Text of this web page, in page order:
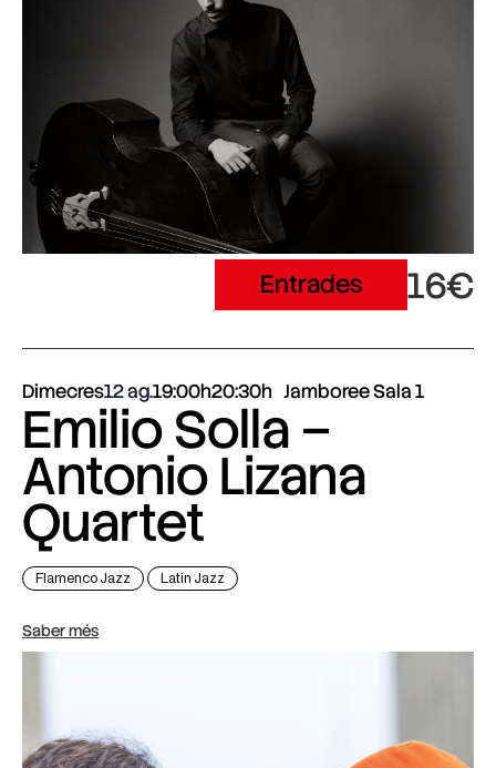
Entrades 16€
Dimecres12 ag.19:00h20:30h Jamboree Sala 1
Emilio Solla –
Antonio Lizana
Quartet
Flamenco Jazz Latin Jazz
Saber més